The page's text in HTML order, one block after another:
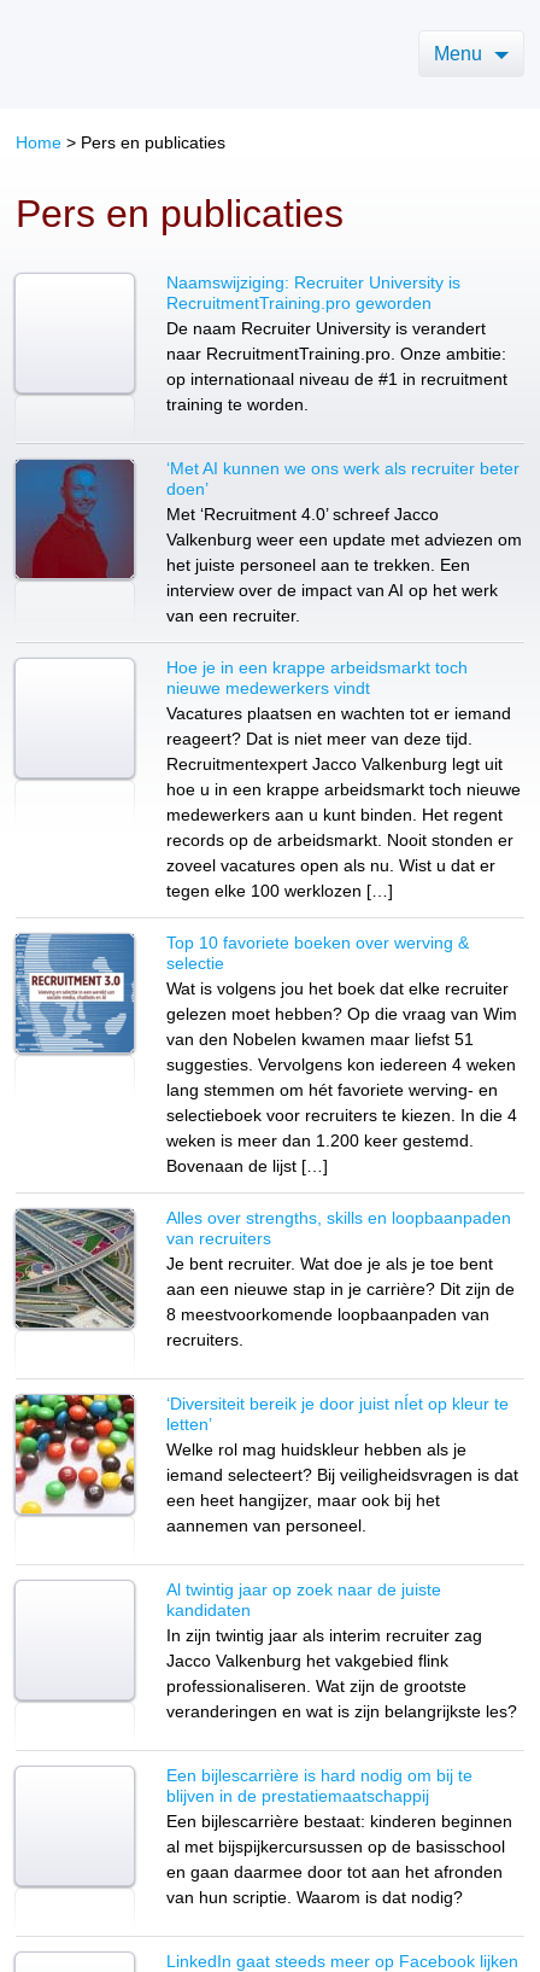
Menu
Home > Pers en publicaties
Pers en publicaties
Naamswijziging: Recruiter University is
RecruitmentTraining.pro geworden
De naam Recruiter University is verandert
naar RecruitmentTraining.pro. Onze ambitie:
op internationaal niveau de #1 in recruitment
training te worden.
‘Met AI kunnen we ons werk als recruiter beter
doen’
Met ‘Recruitment 4.0’ schreef Jacco
Valkenburg weer een update met adviezen om
het juiste personeel aan te trekken. Een
interview over de impact van AI op het werk
van een recruiter.
Hoe je in een krappe arbeidsmarkt toch
nieuwe medewerkers vindt
Vacatures plaatsen en wachten tot er iemand
reageert? Dat is niet meer van deze tijd.
Recruitmentexpert Jacco Valkenburg legt uit
hoe u in een krappe arbeidsmarkt toch nieuwe
medewerkers aan u kunt binden. Het regent
records op de arbeidsmarkt. Nooit stonden er
zoveel vacatures open als nu. Wist u dat er
tegen elke 100 werklozen […]
Top 10 favoriete boeken over werving &
selectie
Wat is volgens jou het boek dat elke recruiter
gelezen moet hebben? Op die vraag van Wim
van den Nobelen kwamen maar liefst 51
suggesties. Vervolgens kon iedereen 4 weken
lang stemmen om hét favoriete werving- en
selectieboek voor recruiters te kiezen. In die 4
weken is meer dan 1.200 keer gestemd.
Bovenaan de lijst […]
Alles over strengths, skills en loopbaanpaden
van recruiters
Je bent recruiter. Wat doe je als je toe bent
aan een nieuwe stap in je carrière? Dit zijn de
8 meestvoorkomende loopbaanpaden van
recruiters.
‘Diversiteit bereik je door juist nÍet op kleur te
letten’
Welke rol mag huidskleur hebben als je
iemand selecteert? Bij veiligheidsvragen is dat
een heet hangijzer, maar ook bij het
aannemen van personeel.
Al twintig jaar op zoek naar de juiste
kandidaten
In zijn twintig jaar als interim recruiter zag
Jacco Valkenburg het vakgebied flink
professionaliseren. Wat zijn de grootste
veranderingen en wat is zijn belangrijkste les?
Een bijlescarrière is hard nodig om bij te
blijven in de prestatiemaatschappij
Een bijlescarrière bestaat: kinderen beginnen
al met bijspijkercursussen op de basisschool
en gaan daarmee door tot aan het afronden
van hun scriptie. Waarom is dat nodig?
LinkedIn gaat steeds meer op Facebook lijken